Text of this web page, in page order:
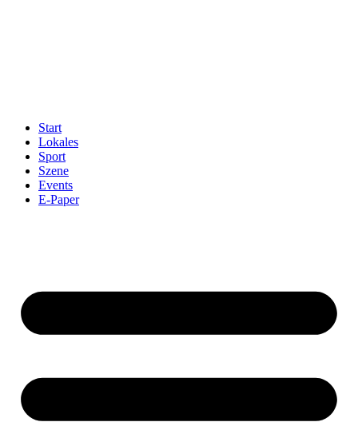
Start
Lokales
Sport
Szene
Events
E-Paper